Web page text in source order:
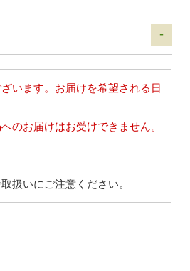
います。お届けを希望される日
へのお届けはお受けできません。
扱いにご注意ください。